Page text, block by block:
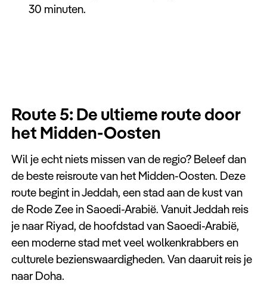
30 minuten.
Route 5: De ultieme route door
het Midden-Oosten
Wil je echt niets missen van de regio? Beleef dan
de beste reisroute van het Midden-Oosten. Deze
route begint in Jeddah, een stad aan de kust van
de Rode Zee in Saoedi-Arabië. Vanuit Jeddah reis
je naar Riyad, de hoofdstad van Saoedi-Arabië,
een moderne stad met veel wolkenkrabbers en
culturele bezienswaardigheden. Van daaruit reis je
naar Doha.